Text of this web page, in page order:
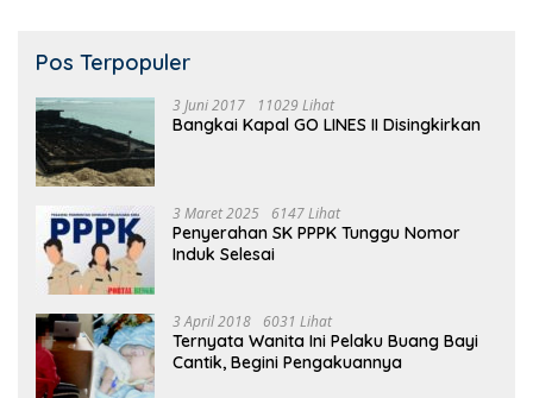
Pos Terpopuler
3 Juni 2017 11029 Lihat
Bangkai Kapal GO LINES II Disingkirkan
3 Maret 2025 6147 Lihat
Penyerahan SK PPPK Tunggu Nomor
Induk Selesai
3 April 2018 6031 Lihat
Ternyata Wanita Ini Pelaku Buang Bayi
Cantik, Begini Pengakuannya